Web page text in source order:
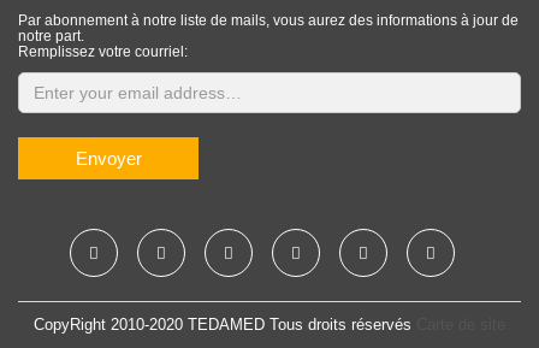
Par abonnement à notre liste de mails, vous aurez des informations à jour de
notre part.
Remplissez votre courriel:
Envoyer
CopyRight 2010-2020 TEDAMED Tous droits réservés